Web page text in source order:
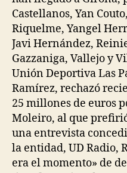
Castellanos, Yan
Riquelme, Yangel
Javi Hernández,
Gazzaniga, Vallejo y
Unión Deportiva Las
Ramírez, rechazó
25 millones de euros
Moleiro, al que
una entrevista
la entidad, UD Radio,
era el momento» de